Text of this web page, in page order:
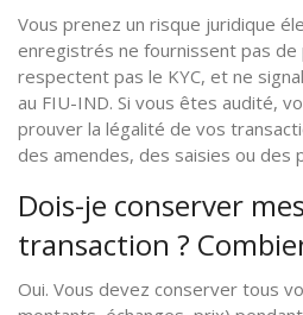
Vous prenez un risque juridique
enregistrés ne fournissent pas de
respectent pas le KYC, et ne
au FIU-IND. Si vous êtes audité,
prouver la légalité de vos
des amendes, des saisies ou des
Dois-je conserver
transaction ?
Oui. Vous devez conserver tous